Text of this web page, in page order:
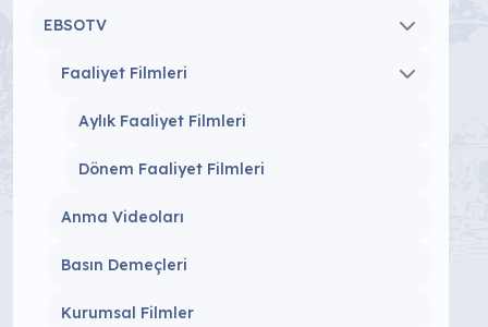
EBSOTV
Faaliyet Filmleri
Aylık Faaliyet Filmleri
Dönem Faaliyet Filmleri
Anma Videoları
Basın Demeçleri
Kurumsal Filmler